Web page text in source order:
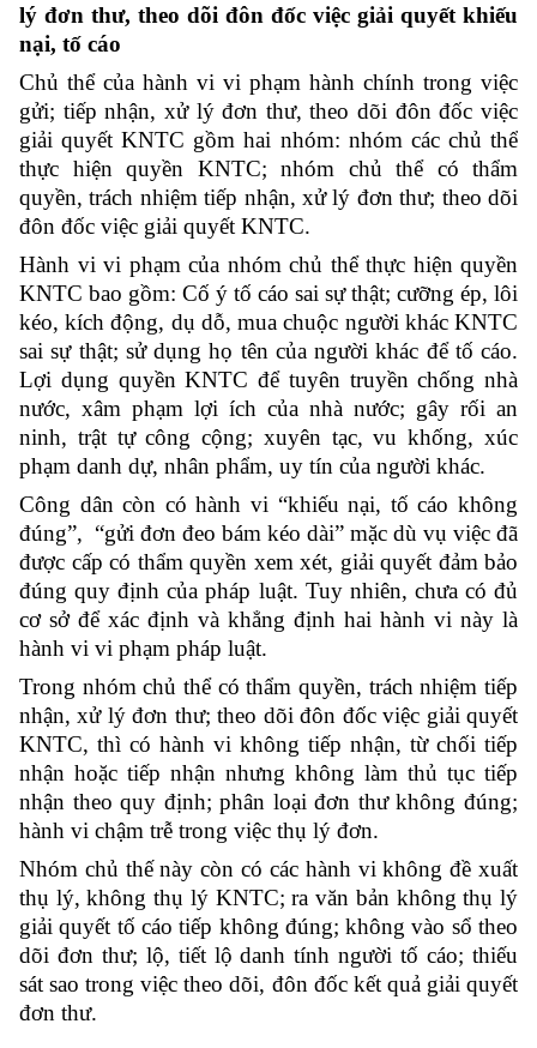
lý đơn thư, theo dõi đôn đốc việc giải quyết khiếu
nại, tố cáo
Chủ thể của hành vi vi phạm hành chính trong việc
gửi; tiếp nhận, xử lý đơn thư, theo dõi đôn đốc việc
giải quyết KNTC gồm hai nhóm: nhóm các chủ thể
thực hiện quyền KNTC; nhóm chủ thể có thẩm
quyền, trách nhiệm tiếp nhận, xử lý đơn thư; theo dõi
đôn đốc việc giải quyết KNTC.
Hành vi vi phạm của nhóm chủ thể thực hiện quyền
KNTC bao gồm: Cố ý tố cáo sai sự thật; cưỡng ép, lôi
kéo, kích động, dụ dỗ, mua chuộc người khác KNTC
sai sự thật; sử dụng họ tên của người khác để tố cáo.
Lợi dụng quyền KNTC để tuyên truyền chống nhà
nước, xâm phạm lợi ích của nhà nước; gây rối an
ninh, trật tự công cộng; xuyên tạc, vu khống, xúc
phạm danh dự, nhân phẩm, uy tín của người khác.
Công dân còn có hành vi “khiếu nại, tố cáo không
đúng”, “gửi đơn đeo bám kéo dài” mặc dù vụ việc đã
được cấp có thẩm quyền xem xét, giải quyết đảm bảo
đúng quy định của pháp luật. Tuy nhiên, chưa có đủ
cơ sở để xác định và khẳng định hai hành vi này là
hành vi vi phạm pháp luật.
Trong nhóm chủ thể có thẩm quyền, trách nhiệm tiếp
nhận, xử lý đơn thư; theo dõi đôn đốc việc giải quyết
KNTC, thì có hành vi không tiếp nhận, từ chối tiếp
nhận hoặc tiếp nhận nhưng không làm thủ tục tiếp
nhận theo quy định; phân loại đơn thư không đúng;
hành vi chậm trễ trong việc thụ lý đơn.
Nhóm chủ thế này còn có các hành vi không đề xuất
thụ lý, không thụ lý KNTC; ra văn bản không thụ lý
giải quyết tố cáo tiếp không đúng; không vào sổ theo
dõi đơn thư; lộ, tiết lộ danh tính người tố cáo; thiếu
sát sao trong việc theo dõi, đôn đốc kết quả giải quyết
đơn thư.